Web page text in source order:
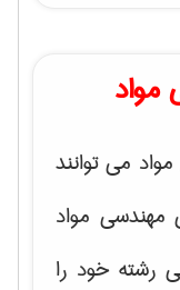
مواد
می توانند
مهندسی مواد
رشته خود را